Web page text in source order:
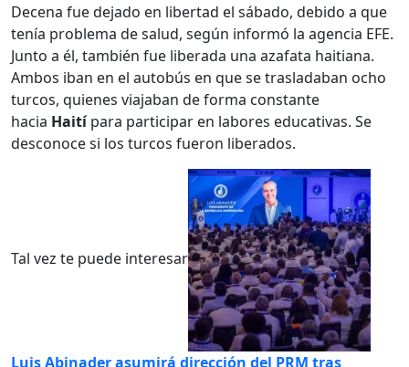
Decena fue dejado en libertad el sábado, debido a que
tenía problema de salud, según informó la agencia EFE.
Junto a él, también fue liberada una azafata haitiana.
Ambos iban en el autobús en que se trasladaban ocho
turcos, quienes viajaban de forma constante
hacia Haitípara participar en labores educativas. Se
desconoce si los turcos fueron liberados.
Tal vez te puede interesar
Luis Abinader asumirá dirección del PRM tras